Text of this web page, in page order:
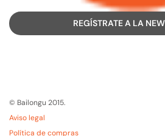
REGÍSTRATE A LA
© Bailongu 2015.
Aviso legal
Política de compras